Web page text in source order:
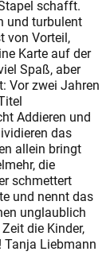
schafft.
und turbulent
von Vorteil,
Karte auf der
Spaß, aber
Vor zwei Jahren
Addieren und
das
allein bringt
die
schmettert
und nennt das
unglaublich
die Kinder,
Tanja Liebmann